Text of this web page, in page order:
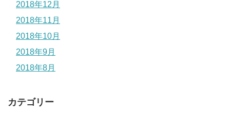
2018年12月
2018年11月
2018年10月
2018年9月
2018年8月
カテゴリー